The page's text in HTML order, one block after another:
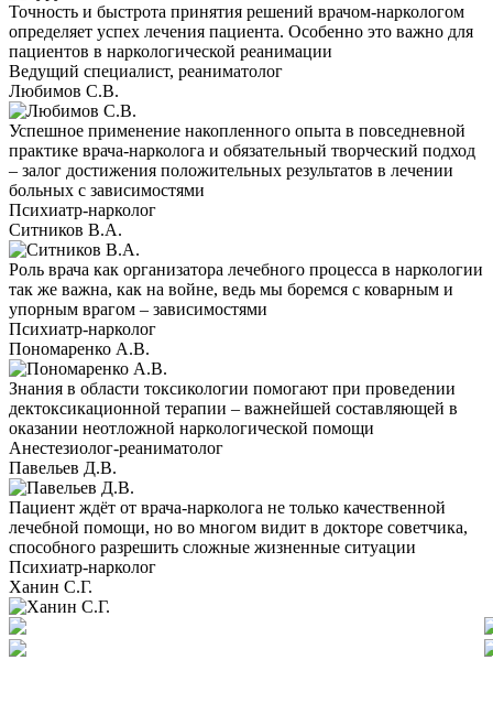
Точность и быстрота принятия решений врачом-наркологом
определяет успех лечения пациента. Особенно это важно для
пациентов в наркологической реанимации
Ведущий специалист, реаниматолог
Любимов С.В.
Успешное применение накопленного опыта в повседневной
практике врача-нарколога и обязательный творческий подход
– залог достижения положительных результатов в лечении
больных с зависимостями
Психиатр-нарколог
Ситников В.А.
Роль врача как организатора лечебного процесса в наркологии
так же важна, как на войне, ведь мы боремся с коварным и
упорным врагом – зависимостями
Психиатр-нарколог
Пономаренко А.В.
Знания в области токсикологии помогают при проведении
дектоксикационной терапии – важнейшей составляющей в
оказании неотложной наркологической помощи
Анестезиолог-реаниматолог
Павельев Д.В.
Пациент ждёт от врача-нарколога не только качественной
лечебной помощи, но во многом видит в докторе советчика,
способного разрешить сложные жизненные ситуации
Психиатр-нарколог
Ханин С.Г.